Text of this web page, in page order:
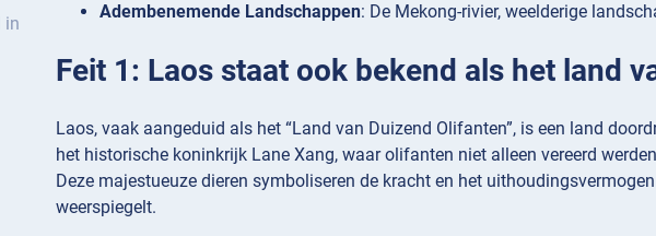
in
Adembenemende Landschappen: De Mekong-rivier, weelderige
Feit 1: Laos staat ook bekend als het land
Laos, vaak aangeduid als het “Land van Duizend Olifanten”, is een land
het historische koninkrijk Lane Xang, waar olifanten niet alleen vereerd
Deze majestueuze dieren symboliseren de kracht en het
weerspiegelt.